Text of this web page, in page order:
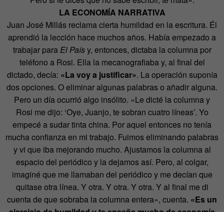
LA ECONOMÍA NARRATIVA
Juan José Millás reclama cierta humildad en la escritura. Él
aprendió la lección hace muchos años. Había empezado a
trabajar paraEl Paísy, entonces, dictaba la columna por
teléfono a Rosi. Ella la mecanografiaba y, al final del
dictado, decía: «La voy a justificar». La operación suponía
dos opciones. O eliminar algunas palabras o añadir alguna.
Pero un día ocurrió algo insólito. «Le dicté la columna y
Rosi me dijo: ‘Oye, Juanjo, te sobran cuatro líneas’. Yo
empecé a sudar tinta china. Por aquel entonces no tenía
mucha confianza en mi trabajo. Fuimos eliminando palabras
y vi que iba mejorando mucho. Ajustamos la columna al
espacio del periódico y la dejamos así. Pero, al colgar,
imaginé que me llamaban del periódico y me decían que
quitase otra línea. Y otra. Y otra. Y otra. Y al final me di
cuenta de que sobraba la columna entera», cuenta. «Es un